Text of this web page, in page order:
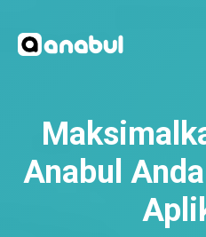
Anabul